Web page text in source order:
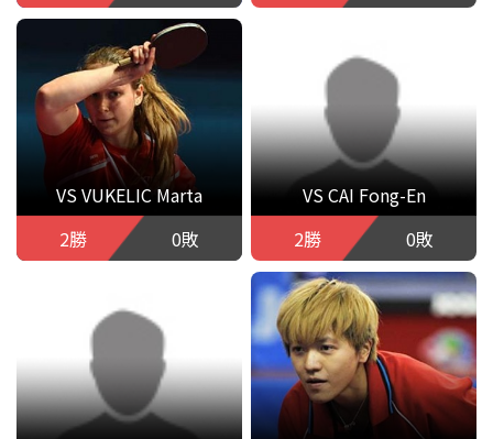
VS VUKELIC Marta
2勝
0敗
VS CAI Fong-En
2勝
0敗